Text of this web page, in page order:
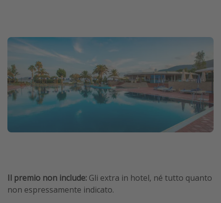
Il premio non include: Gli extra in hotel, né tutto quanto
non espressamente indicato.